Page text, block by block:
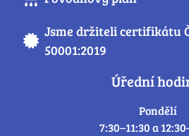
Jsme držiteli certifikátu
50001:2019
Úřední
Pondělí
7:30–11:30 a